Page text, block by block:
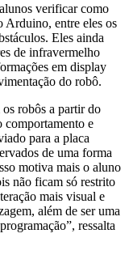
verificar como
Arduino, entre eles os
Eles ainda
de infravermelho
em display
do robô.
robôs a partir do
comportamento e
para a placa
de uma forma
motiva mais o aluno
não ficam só restrito
mais visual e
além de ser uma
ressalta